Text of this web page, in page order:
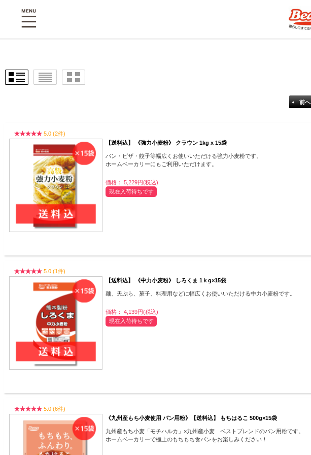
前へ
5.0 (2件)
【送料込】 《強力小麦粉》 クラウン 1kg x 15袋
パン・ピザ・餃子等幅広くお使いいただける強力小麦粉です。
ホームベーカリーにもご利用いただけます。
価格： 5,229円(税込)
現在入荷待ちです
5.0 (1件)
【送料込】 《中力小麦粉》 しろくま 1ｋg×15袋
麺、天ぷら、菓子、料理用などに幅広くお使いいただける中力小麦粉です。
価格： 4,139円(税込)
現在入荷待ちです
5.0 (6件)
《九州産もち小麦使用 パン用粉》【送料込】 もちはるこ 500g×15袋
九州産もち小麦「モチハルカ」×九州産小麦 ベストブレンドのパン用粉です。
ホームベーカリーで極上のもちもち食パンをお楽しみください！